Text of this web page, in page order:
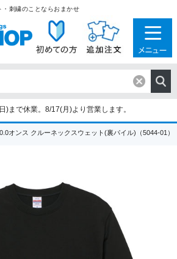
・刺繍のことならおまかせ
)まで休業。8/17(月)より営業します。
オンス クルーネックスウェット(裏パイル)（5044-01）